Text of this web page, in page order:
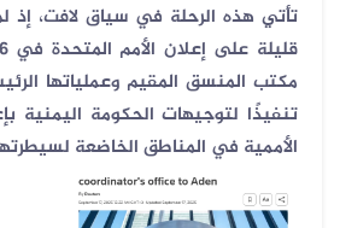
تأتي هذه الرحلة في سياق لافت،
مكتب المنسق المقيم وعملياتها
تنفيذًا لتوجيهات الحكومة اليمنية
الأممية في المناطق الخاضعة